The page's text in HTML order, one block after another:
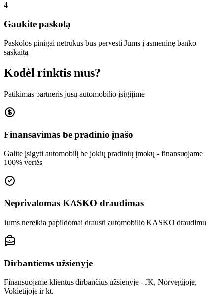
4
Gaukite paskolą
Paskolos pinigai netrukus bus pervesti Jums į asmeninę banko
sąskaitą
Kodėl rinktis mus?
Patikimas partneris jūsų automobilio įsigijime
Finansavimas be pradinio įnašo
Galite įsigyti automobilį be jokių pradinių įmokų - finansuojame
100% vertės
Neprivalomas KASKO draudimas
Jums nereikia papildomai drausti automobilio KASKO draudimu
Dirbantiems užsienyje
Finansuojame klientus dirbančius užsienyje - JK, Norvegijoje,
Vokietijoje ir kt.